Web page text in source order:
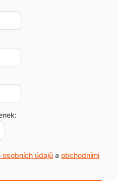
osobních údajůa obchodními